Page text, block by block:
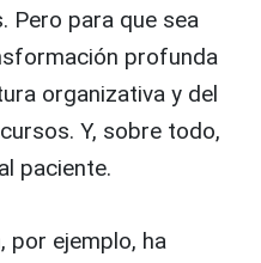
Pero para que sea
profunda
organizativa y del
Y, sobre todo,
paciente.
por ejemplo, ha